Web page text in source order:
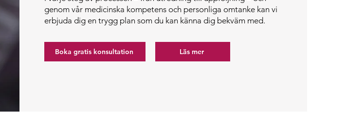
genom vår medicinska kompetens och personliga omtanke kan vi
erbjuda dig en trygg plan som du kan känna dig bekväm med.
Boka gratis konsultation Läs mer